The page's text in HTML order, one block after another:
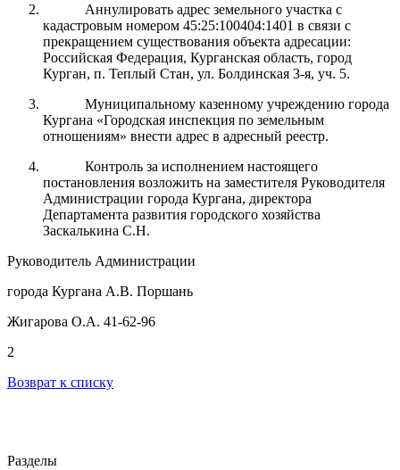
Аннулировать адрес земельного участка с
кадастровым номером 45:25:100404:1401 в связи с
прекращением существования объекта адресации:
Российская Федерация, Курганская область, город
Курган, п. Теплый Стан, ул. Болдинская 3-я, уч. 5.
Муниципальному казенному учреждению города
Кургана «Городская инспекция по земельным
отношениям» внести адрес в адресный реестр.
Контроль за исполнением настоящего
постановления возложить на заместителя Руководителя
Администрации города Кургана, директора
Департамента развития городского хозяйства
Заскалькина С.Н.
Руководитель Администрации
города Кургана А.В. Поршань
Жигарова О.А. 41-62-96
2
Возврат к списку
Разделы